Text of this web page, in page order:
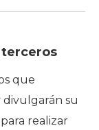
que
divulgarán su
realizar